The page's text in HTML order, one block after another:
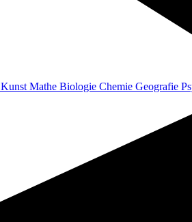
Kunst Mathe Biologie Chemie Geografie